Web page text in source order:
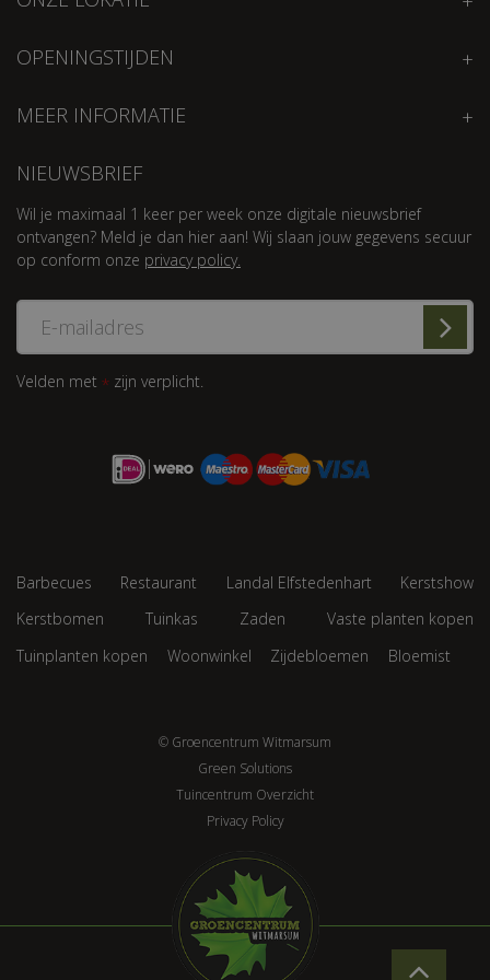
OPENINGSTIJDEN
MEER INFORMATIE
NIEUWSBRIEF
Wil je maximaal 1 keer per week onze digitale nieuwsbrief
ontvangen? Meld je dan hier aan! Wij slaan jouw gegevens secuur
op conform onze privacy policy.
Velden met * zijn verplicht.
Barbecues Restaurant Landal Elfstedenhart
Kerstshow
Kerstbomen
Tuinkas Zaden
Vaste planten kopen
Tuinplanten kopen
Woonwinkel Zijdebloemen Bloemist
© Groencentrum Witmarsum
Green Solutions
Tuincentrum Overzicht
Privacy Policy